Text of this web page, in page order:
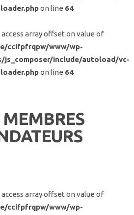
on line 64
access array offset on value of
ccifpfrqpw/www/wp-
js_composer/include/autoload/vc-
on line 64
MEMBRES
access array offset on value of
ccifpfrqpw/www/wp-